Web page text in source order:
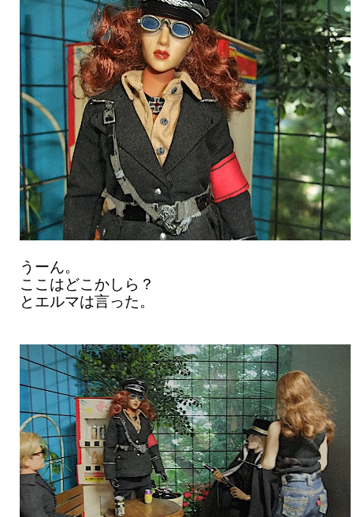
うーん。
ここはどこかしら？
とエルマは言った。